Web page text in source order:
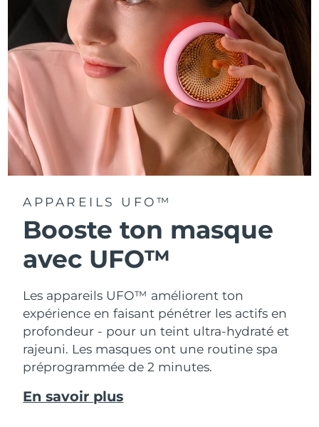
APPAREILS UFO™
Booste ton masque
avec UFO™
Les appareils UFO™ améliorent ton
expérience en faisant pénétrer les actifs en
profondeur - pour un teint ultra-hydraté et
rajeuni. Les masques ont une routine spa
préprogrammée de 2 minutes.
En savoir plus
Émirats arabes unis Livraison estimée
Royaume-Uni Livraison estimée 8/9/26
États-Unis Livraison estimée8/10/26
Ouzbékistan Livraison estimée8/14/26
Viêt Nam Livraison estimée 8/15/26